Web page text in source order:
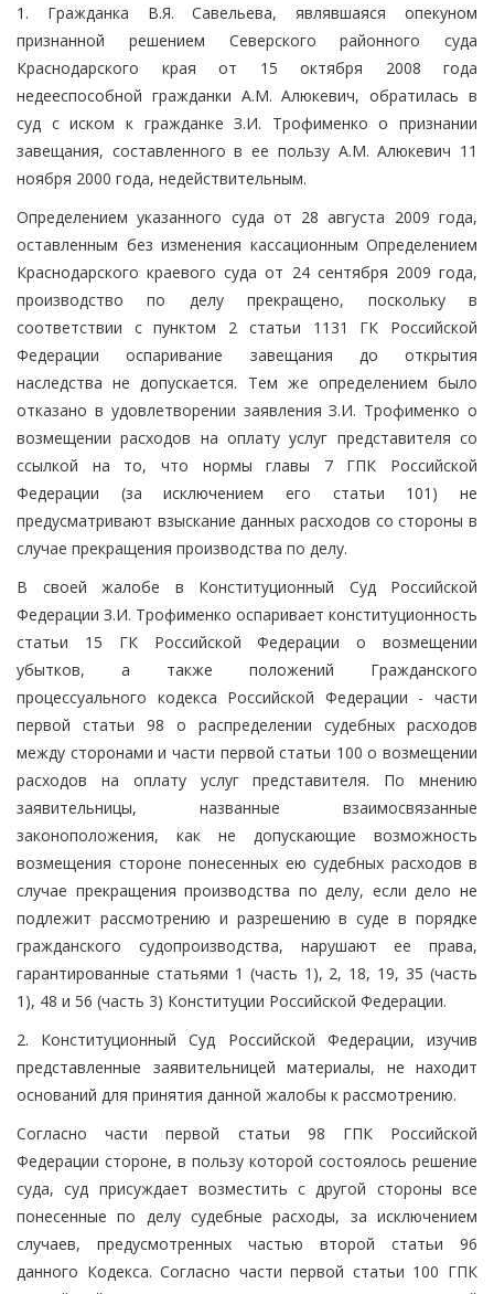
1. Гражданка В.Я. Савельева, являвшаяся опекуном
признанной решением Северского районного суда
Краснодарского края от 15 октября 2008 года
недееспособной гражданки А.М. Алюкевич, обратилась в
суд с иском к гражданке З.И. Трофименко о признании
завещания, составленного в ее пользу А.М. Алюкевич 11
ноября 2000 года, недействительным.
Определением указанного суда от 28 августа 2009 года,
оставленным без изменения кассационным Определением
Краснодарского краевого суда от 24 сентября 2009 года,
производство по делу прекращено, поскольку в
соответствии с пунктом 2 статьи 1131 ГК Российской
Федерации оспаривание завещания до открытия
наследства не допускается. Тем же определением было
отказано в удовлетворении заявления З.И. Трофименко о
возмещении расходов на оплату услуг представителя со
ссылкой на то, что нормы главы 7 ГПК Российской
Федерации (за исключением его статьи 101) не
предусматривают взыскание данных расходов со стороны в
случае прекращения производства по делу.
В своей жалобе в Конституционный Суд Российской
Федерации З.И. Трофименко оспаривает конституционность
статьи 15 ГК Российской Федерации о возмещении
убытков, а также положений Гражданского
процессуального кодекса Российской Федерации - части
первой статьи 98 о распределении судебных расходов
между сторонами и части первой статьи 100 о возмещении
расходов на оплату услуг представителя. По мнению
заявительницы, названные взаимосвязанные
законоположения, как не допускающие возможность
возмещения стороне понесенных ею судебных расходов в
случае прекращения производства по делу, если дело не
подлежит рассмотрению и разрешению в суде в порядке
гражданского судопроизводства, нарушают ее права,
гарантированные статьями 1 (часть 1), 2, 18, 19, 35 (часть
1), 48 и 56 (часть 3) Конституции Российской Федерации.
2. Конституционный Суд Российской Федерации, изучив
представленные заявительницей материалы, не находит
оснований для принятия данной жалобы к рассмотрению.
Согласно части первой статьи 98 ГПК Российской
Федерации стороне, в пользу которой состоялось решение
суда, суд присуждает возместить с другой стороны все
понесенные по делу судебные расходы, за исключением
случаев, предусмотренных частью второй статьи 96
данного Кодекса. Согласно части первой статьи 100 ГПК